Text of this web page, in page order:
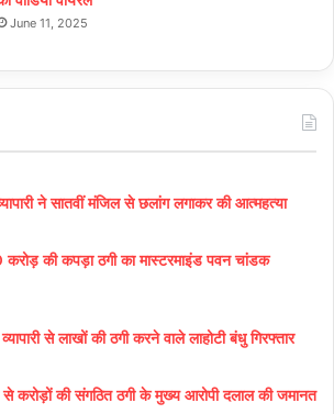
June 11, 2025
ने सातवीं मंजिल से छलांग लगाकर की आत्महत्या
की कपड़ा ठगी का मास्टरमाइंड पवन चांडक
से लाखों की ठगी करने वाले लाहोटी बंधु गिरफ्तार
करोड़ों की संगठित ठगी के मुख्य आरोपी दलाल की जमानत